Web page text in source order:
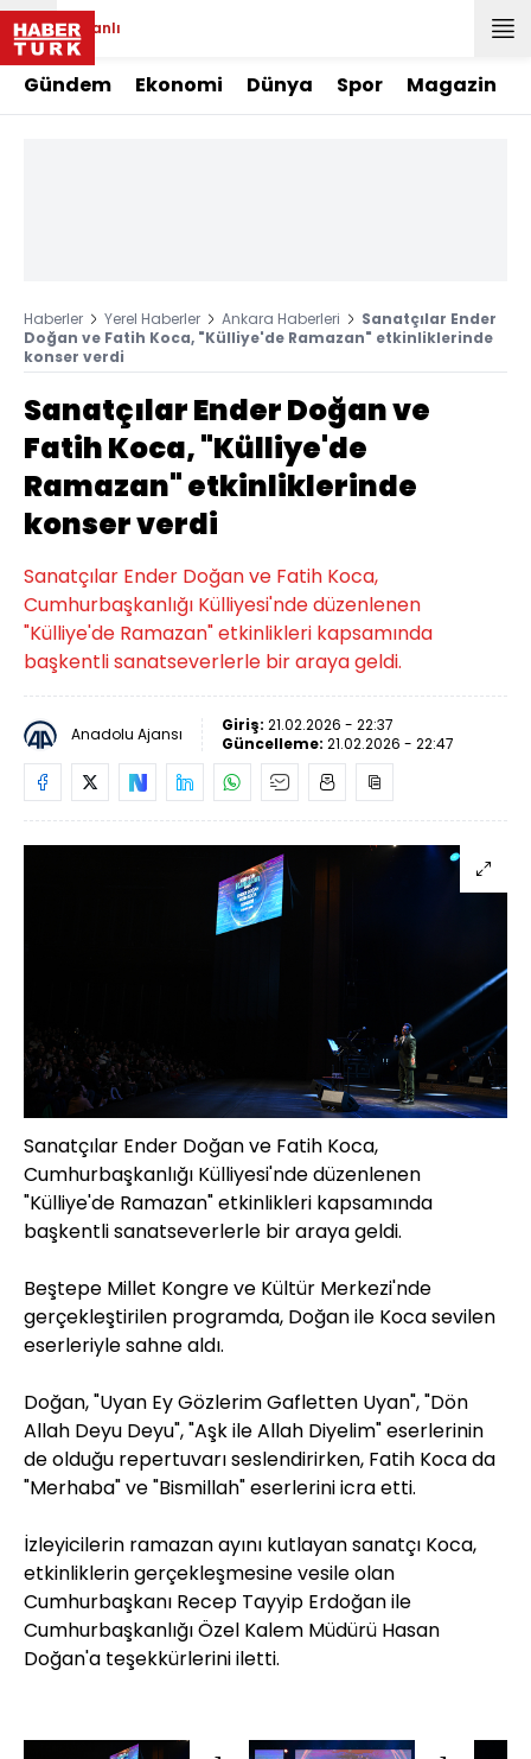
Canlı
Gündem Ekonomi Dünya Spor Magazin
Haberler Yerel Haberler Ankara Haberleri
Sanatçılar Ender
Doğan ve Fatih Koca, "Külliye'de Ramazan" etkinliklerinde
konser verdi
Sanatçılar Ender Doğan ve
Fatih Koca, "Külliye'de
Ramazan" etkinliklerinde
konser verdi
Sanatçılar Ender Doğan ve Fatih Koca,
Cumhurbaşkanlığı Külliyesi'nde düzenlenen
"Külliye'de Ramazan" etkinlikleri kapsamında
başkentli sanatseverlerle bir araya geldi.
Anadolu Ajansı Giriş: 21.02.2026 - 22:37
Güncelleme: 21.02.2026 - 22:47
Sanatçılar Ender Doğan ve Fatih Koca,
Cumhurbaşkanlığı Külliyesi'nde düzenlenen
"Külliye'de Ramazan" etkinlikleri kapsamında
başkentli sanatseverlerle bir araya geldi.
Beştepe Millet Kongre ve Kültür Merkezi'nde
gerçekleştirilen programda, Doğan ile Koca sevilen
eserleriyle sahne aldı.
Doğan, "Uyan Ey Gözlerim Gafletten Uyan", "Dön
Allah Deyu Deyu", "Aşk ile Allah Diyelim" eserlerinin
de olduğu repertuvarı seslendirirken, Fatih Koca da
"Merhaba" ve "Bismillah" eserlerini icra etti.
İzleyicilerin ramazan ayını kutlayan sanatçı Koca,
etkinliklerin gerçekleşmesine vesile olan
Cumhurbaşkanı Recep Tayyip Erdoğan ile
Cumhurbaşkanlığı Özel Kalem Müdürü Hasan
Doğan'a teşekkürlerini iletti.